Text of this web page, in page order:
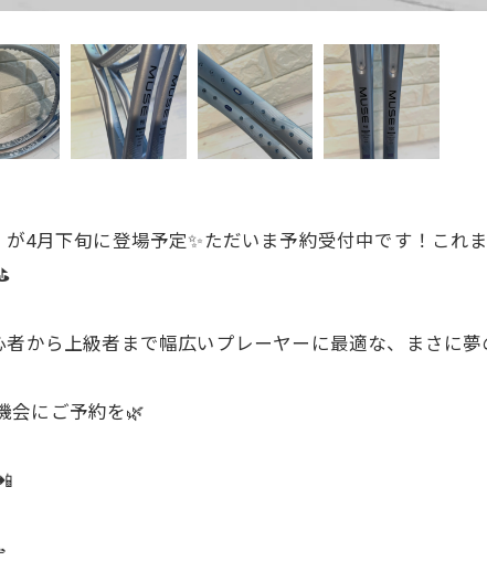
4月下旬に登場予定✨ただいま予約受付中です！これ
から上級者まで幅広いプレーヤーに最適な、まさに
会にご予約を🌿